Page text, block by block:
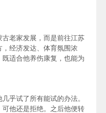
老家发展，而是前往江苏
经济发达、体育氛围浓
适合他养伤康复，也能为
乎试了所有能试的办法。
他还是拒绝。之后他便转